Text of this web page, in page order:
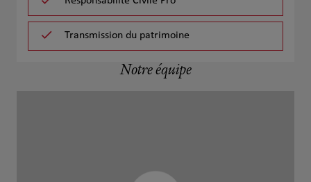
Transmission du patrimoine
Notre équipe